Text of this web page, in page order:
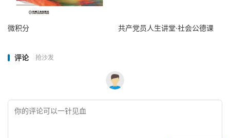
微积分 共产党员人生讲堂·社会公德课
评论 抢沙发